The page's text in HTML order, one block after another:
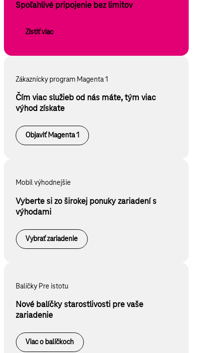
Spoľahlivé pripojenie bez limitov
Zistiť viac
Zákaznícky program Magenta 1
Čím viac služieb od nás máte, tým viac
výhod získate
Objaviť Magenta 1
Mobil výhodnejšie
Vyberte si zo širokej ponuky zariadení s
výhodami
Vybrať zariadenie
Balíčky Pre istotu
Nové balíčky starostlivosti pre vaše
zariadenie
Viac o balíčkoch